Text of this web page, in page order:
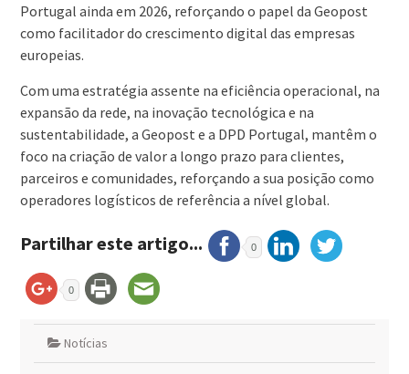
Portugal ainda em 2026, reforçando o papel da Geopost
como facilitador do crescimento digital das empresas
europeias.
Com uma estratégia assente na eficiência operacional, na
expansão da rede, na inovação tecnológica e na
sustentabilidade, a Geopost e a DPD Portugal, mantêm o
foco na criação de valor a longo prazo para clientes,
parceiros e comunidades, reforçando a sua posição como
operadores logísticos de referência a nível global.
Partilhar este artigo... 0
0
Notícias